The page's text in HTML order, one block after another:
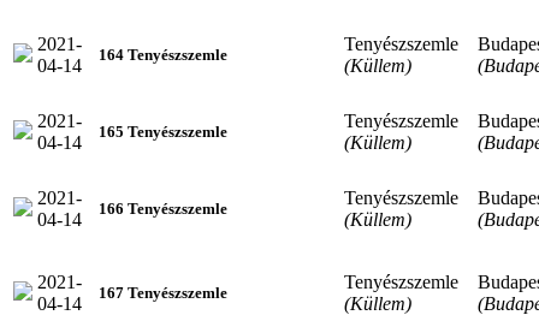
2021-
04-14
164 Tenyészszemle
Tenyészszemle
(Küllem)
2021-
04-14
165 Tenyészszemle
Tenyészszemle
(Küllem)
2021-
04-14
166 Tenyészszemle
Tenyészszemle
(Küllem)
2021-
04-14
167 Tenyészszemle
Tenyészszemle
(Küllem)